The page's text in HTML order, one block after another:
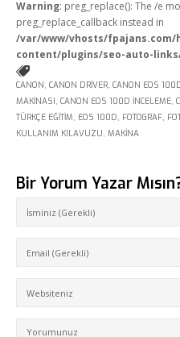
Warning: preg_replace(): The /e
preg_replace_callback instead in
/var/www/vhosts/fpajans.com/
content/plugins/seo-auto-
CANON, CANON DRIVER, CANON EOS
MAKINASI, CANON EOS 100D INCELEME,
TÜRKÇE EĞITIM, EOS 100D, FOTOGRAF,
KULLANIM KILAVUZU, MAKINA
Bir Yorum Yazar